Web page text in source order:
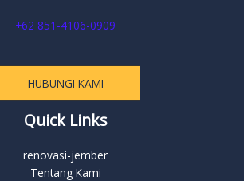
+62 851-4106-0909
HUBUNGI KAMI
Quick Links
renovasi-jember
Tentang Kami